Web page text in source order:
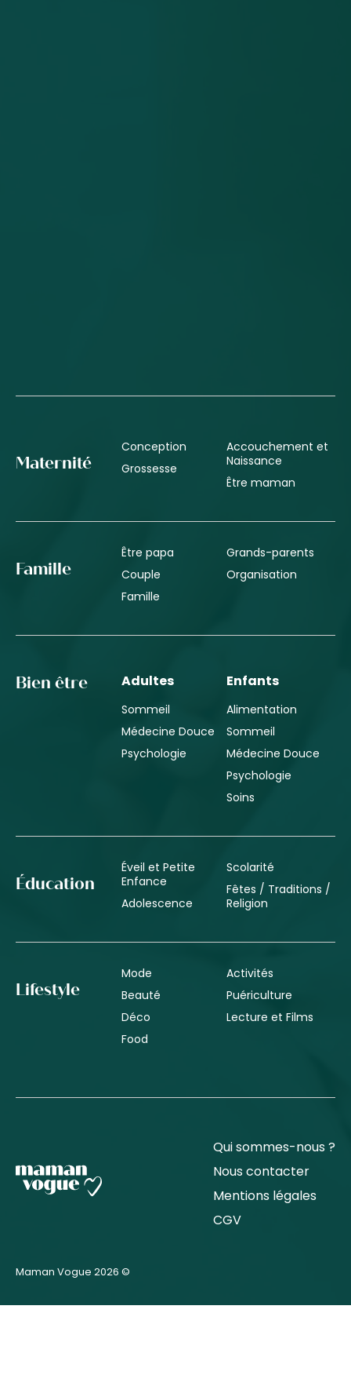
Maternité
Conception
Grossesse
Accouchement et
Naissance
Être maman
Famille
Être papa
Couple
Famille
Grands-parents
Organisation
Bien être Adultes
Sommeil
Médecine Douce
Psychologie
Enfants
Alimentation
Sommeil
Médecine Douce
Psychologie
Soins
Éducation
Éveil et Petite
Enfance
Adolescence
Scolarité
Fêtes / Traditions /
Religion
Lifestyle
Mode
Beauté
Déco
Food
Activités
Puériculture
Lecture et Films
Qui sommes-nous ?
Nous contacter
Mentions légales
CGV
Maman Vogue 2026 ©